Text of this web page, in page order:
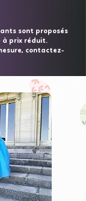
sont proposés
à prix réduit.
contactez-